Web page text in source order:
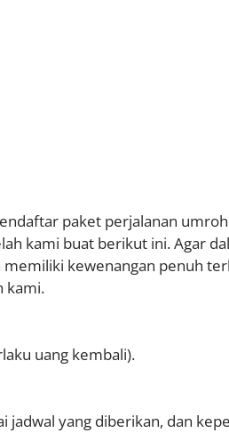
paket perjalanan
kami buat berikut ini. Agar
kewenangan penuh
kami.
uang kembali).
yang diberikan, dan